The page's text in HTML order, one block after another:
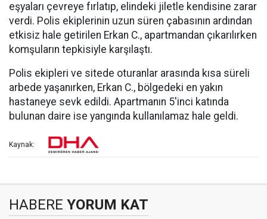
eşyaları çevreye fırlatıp, elindeki jiletle kendisine zarar
verdi. Polis ekiplerinin uzun süren çabasının ardından
etkisiz hale getirilen Erkan C., apartmandan çıkarılırken
komşuların tepkisiyle karşılaştı.
Polis ekipleri ve sitede oturanlar arasında kısa süreli
arbede yaşanırken, Erkan C., bölgedeki en yakın
hastaneye sevk edildi. Apartmanın 5'inci katında
bulunan daire ise yangında kullanılamaz hale geldi.
Kaynak:
HABERE YORUM KAT